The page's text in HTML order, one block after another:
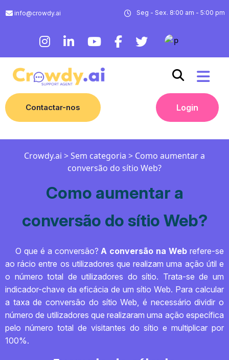
info@crowdy.ai Seg - Sex. 8:00 am - 5:00 pm
Contactar-nos Login
Crowdy.ai >Sem categoria > Como aumentar a
conversão do sítio Web?
Como aumentar a
conversão do sítio Web?
O que é a conversão?A conversão na Web refere-se
ao rácio entre os utilizadores que realizam uma ação útil e
o número total de utilizadores do sítio. Trata-se de um
indicador-chave da eficácia de um sítio Web. Para calcular
a taxa de conversão do sítio Web, é necessário dividir o
número de utilizadores que realizaram uma ação específica
pelo número total de visitantes do sítio e multiplicar por
100%.